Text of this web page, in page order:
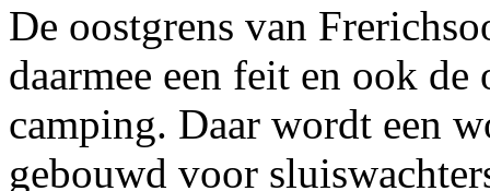
De oostgrens van
daarmee een feit en ook
camping. Daar wordt een
gebouwd voor